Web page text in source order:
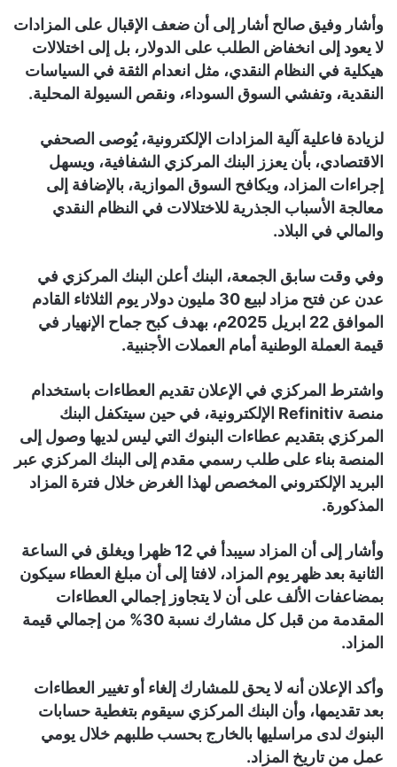
وأشار وفيق صالح أشار إلى أن ضعف الإقبال على المزادات
لا يعود إلى انخفاض الطلب على الدولار، بل إلى اختلالات
هيكلية في النظام النقدي، مثل انعدام الثقة في السياسات
النقدية، وتفشي السوق السوداء، ونقص السيولة المحلية.
لزيادة فاعلية آلية المزادات الإلكترونية، يُوصى الصحفي
الاقتصادي، بأن يعزز البنك المركزي الشفافية، ويسهل
إجراءات المزاد، ويكافح السوق الموازية، بالإضافة إلى
معالجة الأسباب الجذرية للاختلالات في النظام النقدي
والمالي في البلاد.
وفي وقت سابق الجمعة، البنك أعلن البنك المركزي في
عدن عن فتح مزاد لبيع 30 مليون دولار يوم الثلاثاء القادم
الموافق 22 ابريل 2025م، بهدف كبح جماح الإنهيار في
قيمة العملة الوطنية أمام العملات الأجنبية.
واشترط المركزي في الإعلان تقديم العطاءات باستخدام
منصة Refinitiv الإلكترونية، في حين سيتكفل البنك
المركزي بتقديم عطاءات البنوك التي ليس لديها وصول إلى
المنصة بناء على طلب رسمي مقدم إلى البنك المركزي عبر
البريد الإلكتروني المخصص لهذا الغرض خلال فترة المزاد
المذكورة.
وأشار إلى أن المزاد سيبدأ في 12 ظهرا ويغلق في الساعة
الثانية بعد ظهر يوم المزاد، لافتا إلى أن مبلغ العطاء سيكون
بمضاعفات الألف على أن لا يتجاوز إجمالي العطاءات
المقدمة من قبل كل مشارك نسبة 30% من إجمالي قيمة
المزاد.
وأكد الإعلان أنه لا يحق للمشارك إلغاء أو تغيير العطاءات
بعد تقديمها، وأن البنك المركزي سيقوم بتغطية حسابات
البنوك لدى مراسليها بالخارج بحسب طلبهم خلال يومي
عمل من تاريخ المزاد.